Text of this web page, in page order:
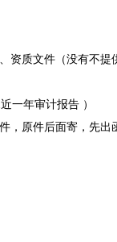
资质文件（没有不提
一年审计报告 ）
，原件后面寄，先出